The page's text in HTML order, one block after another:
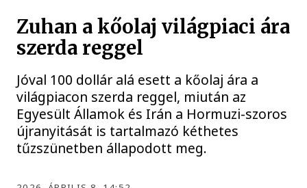
Zuhan a kőolaj világpiaci ára
szerda reggel
Jóval 100 dollár alá esett a kőolaj ára a
világpiacon szerda reggel, miután az
Egyesült Államok és Irán a Hormuzi-szoros
újranyitását is tartalmazó kéthetes
tűzszünetben állapodott meg.